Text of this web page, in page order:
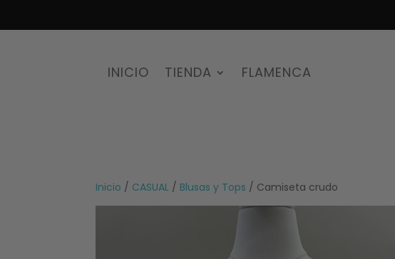
INICIO TIENDA FLAMENCA
Inicio / CASUAL / Blusas y Tops / Camiseta crudo